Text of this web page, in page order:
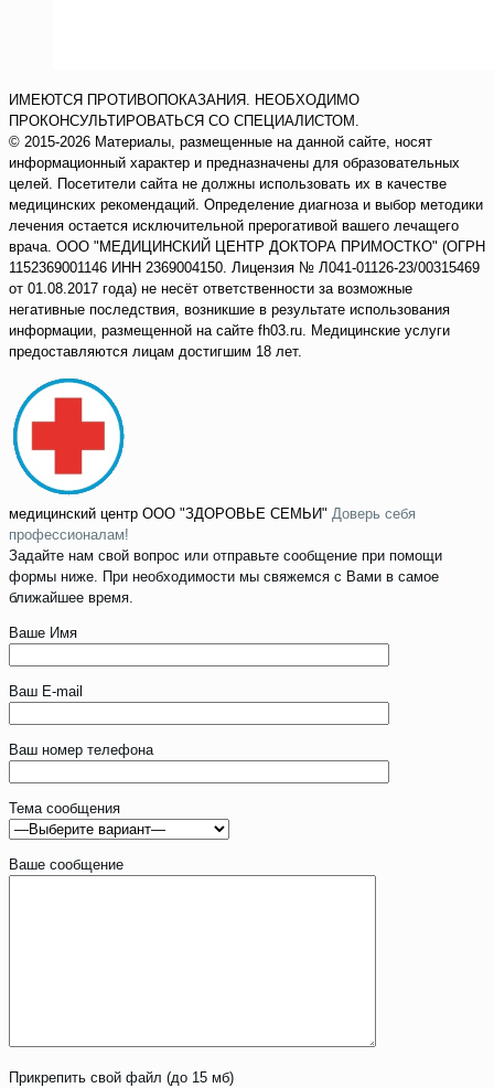
ИМЕЮТСЯ ПРОТИВОПОКАЗАНИЯ. НЕОБХОДИМО
ПРОКОНСУЛЬТИРОВАТЬСЯ СО СПЕЦИАЛИСТОМ.
© 2015-2026 Материалы, размещенные на данной сайте, носят
информационный характер и предназначены для образовательных
целей. Посетители сайта не должны использовать их в качестве
медицинских рекомендаций. Определение диагноза и выбор методики
лечения остается исключительной прерогативой вашего лечащего
врача. ООО "МЕДИЦИНСКИЙ ЦЕНТР ДОКТОРА ПРИМОСТКО" (ОГРН
1152369001146 ИНН 2369004150. Лицензия № Л041-01126-23/00315469
от 01.08.2017 года) не несёт ответственности за возможные
негативные последствия, возникшие в результате использования
информации, размещенной на сайте fh03.ru. Медицинские услуги
предоставляются лицам достигшим 18 лет.
медицинский центр ООО "ЗДОРОВЬЕ СЕМЬИ" Доверь себя
профессионалам!
Задайте нам свой вопрос или отправьте сообщение при помощи
формы ниже. При необходимости мы свяжемся с Вами в самое
ближайшее время.
Ваше Имя
Ваш E-mail
Ваш номер телефона
Тема сообщения
Ваше сообщение
Прикрепить свой файл (до 15 мб)